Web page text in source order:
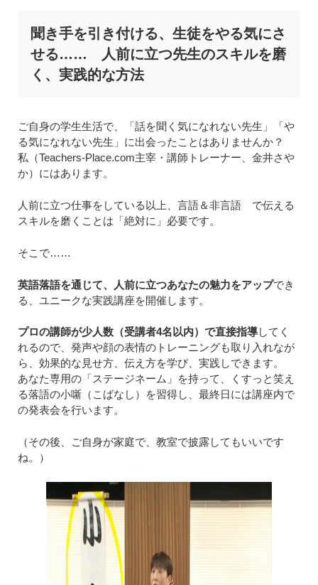
聞き手を引き付ける、生徒をやる気にさ
せる…… 人前に立つ先生のスキルを磨
く、実践的な方法
ご自身の学生生活で、「話を聞く気になれない先生」「や
る気になれない先生」に出会ったことはありませんか？
私（Teachers-Place.com主宰・講師トレーナー、金井さや
か）にはあります。
人前に立つ仕事をしている以上、言語＆非言語 で伝える
スキルを磨くことは「絶対に」必要です。
そこで……
英語落語を通じて、人前に立つあなたの魅力をアップでき
る、ユニークな実践講座を開催します。
プロの講師が少人数（受講者4名以内）で直接指導してく
れるので、発声や顔の表情のトレーニングも取り入れなが
ら、効果的な見せ方、伝え方を学び、実践しできます。
あなた専用の「ステージネーム」を持って、くすっと笑え
る落語の小噺（こばなし）を習得し、最終日には講座内で
の発表会を行います。
（その後、ご自身が家庭で、教室で披露してもいいです
ね。）